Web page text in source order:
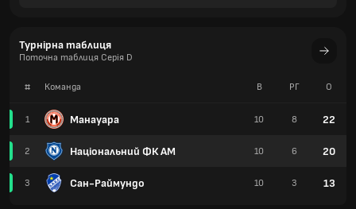
Турнірна таблиця
Поточна таблиця Серія D
# Команда
1 Манауара
2 Національний ФК AM
3 Сан-Раймундо
В РГ О
10 8 22
10 6 20
10 3 13